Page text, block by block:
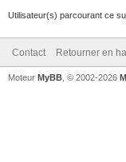
Utilisateur(s) parcourant ce
Contact Retourner en
Moteur MyBB , © 2002-2026